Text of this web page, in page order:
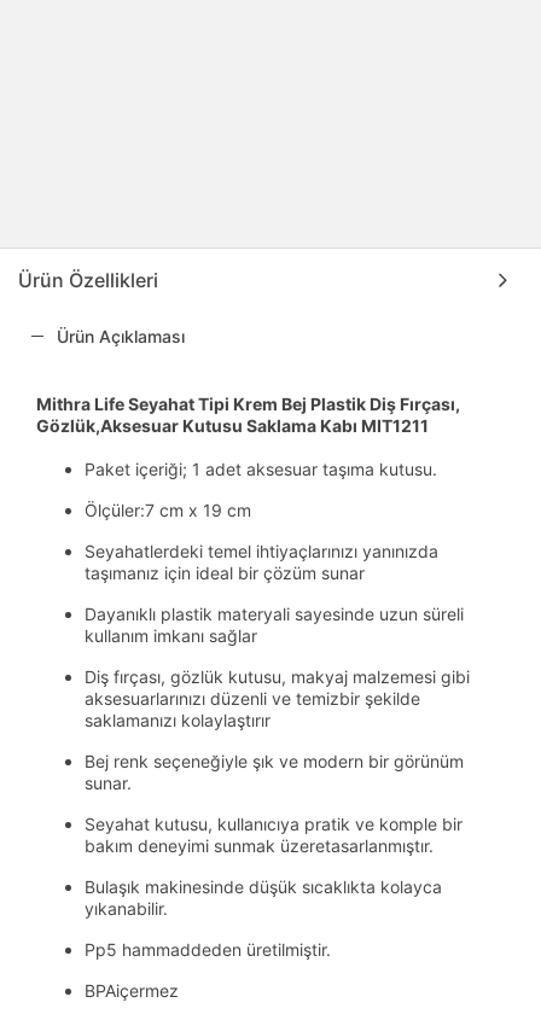
Ürün Özellikleri
Ürün Açıklaması
Mithra Life Seyahat Tipi Krem Bej Plastik Diş Fırçası,
Gözlük,Aksesuar Kutusu Saklama Kabı MIT1211
Paket içeriği; 1 adet aksesuar taşıma kutusu.
Ölçüler:7 cm x 19 cm
Seyahatlerdeki temel ihtiyaçlarınızı yanınızda
taşımanız için ideal bir çözüm sunar
Dayanıklı plastik materyali sayesinde uzun süreli
kullanım imkanı sağlar
Diş fırçası, gözlük kutusu, makyaj malzemesi gibi
aksesuarlarınızı düzenli ve temizbir şekilde
saklamanızı kolaylaştırır
Bej renk seçeneğiyle şık ve modern bir görünüm
sunar.
Seyahat kutusu, kullanıcıya pratik ve komple bir
bakım deneyimi sunmak üzeretasarlanmıştır.
Bulaşık makinesinde düşük sıcaklıkta kolayca
yıkanabilir.
Pp5 hammaddeden üretilmiştir.
BPAiçermez